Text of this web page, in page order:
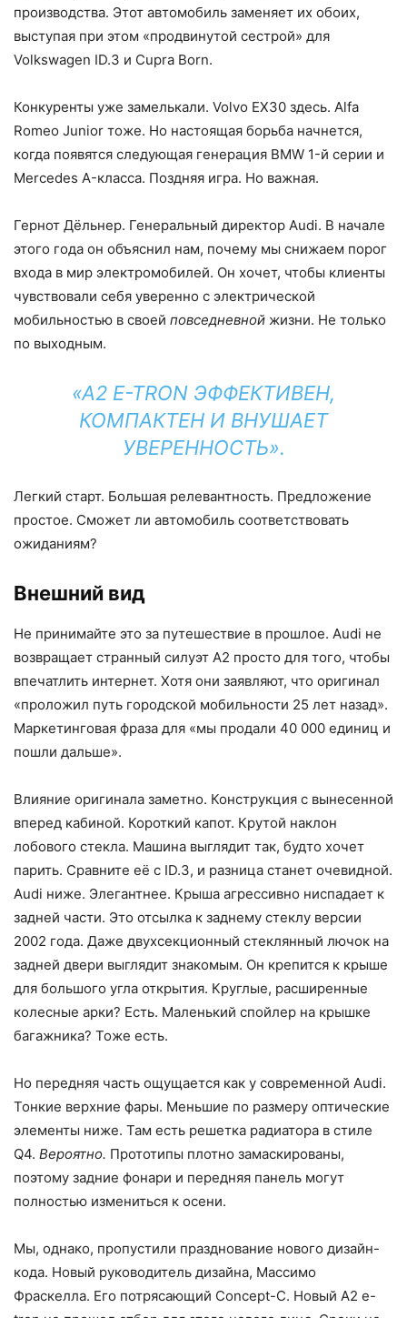
производства. Этот автомобиль заменяет их обоих,
выступая при этом «продвинутой сестрой» для
Volkswagen ID.3 и Cupra Born.
Конкуренты уже замелькали. Volvo EX30 здесь. Alfa
Romeo Junior тоже. Но настоящая борьба начнется,
когда появятся следующая генерация BMW 1-й серии и
Mercedes A-класса. Поздняя игра. Но важная.
Гернот Дёльнер. Генеральный директор Audi. В начале
этого года он объяснил нам, почему мы снижаем порог
входа в мир электромобилей. Он хочет, чтобы клиенты
чувствовали себя уверенно с электрической
мобильностью в своей повседневной жизни. Не только
по выходным.
«A2 E-TRON ЭФФЕКТИВЕН,
КОМПАКТЕН И ВНУШАЕТ
УВЕРЕННОСТЬ».
Легкий старт. Большая релевантность. Предложение
простое. Сможет ли автомобиль соответствовать
ожиданиям?
Внешний вид
Не принимайте это за путешествие в прошлое. Audi не
возвращает странный силуэт A2 просто для того, чтобы
впечатлить интернет. Хотя они заявляют, что оригинал
«проложил путь городской мобильности 25 лет назад».
Маркетинговая фраза для «мы продали 40 000 единиц и
пошли дальше».
Влияние оригинала заметно. Конструкция с вынесенной
вперед кабиной. Короткий капот. Крутой наклон
лобового стекла. Машина выглядит так, будто хочет
парить. Сравните её с ID.3, и разница станет очевидной.
Audi ниже. Элегантнее. Крыша агрессивно ниспадает к
задней части. Это отсылка к заднему стеклу версии
2002 года. Даже двухсекционный стеклянный лючок на
задней двери выглядит знакомым. Он крепится к крыше
для большого угла открытия. Круглые, расширенные
колесные арки? Есть. Маленький спойлер на крышке
багажника? Тоже есть.
Но передняя часть ощущается как у современной Audi.
Тонкие верхние фары. Меньшие по размеру оптические
элементы ниже. Там есть решетка радиатора в стиле
Q4. Вероятно. Прототипы плотно замаскированы,
поэтому задние фонари и передняя панель могут
полностью измениться к осени.
Мы, однако, пропустили празднование нового дизайн-
кода. Новый руководитель дизайна, Массимо
Фраскелла. Его потрясающий Concept-C. Новый A2 e-